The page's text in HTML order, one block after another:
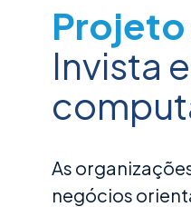
Projeto
Invista
As
negócios